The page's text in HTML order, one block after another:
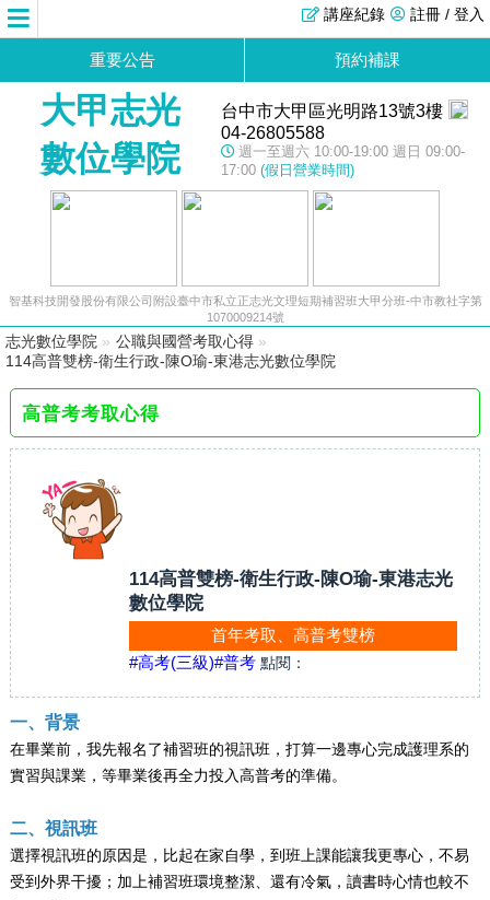
註冊 / 登入
講座紀錄
重要公告 預約補課
大甲志光
數位學院
台中市大甲區光明路13號3樓
04-26805588
週一至週六 10:00-19:00 週日 09:00-
17:00 (假日營業時間)
智基科技開發股份有限公司附設臺中市私立正志光文理短期補習班大甲分班-中市教社字第
1070009214號
志光數位學院 » 公職與國營考取心得 »
114高普雙榜-衛生行政-陳O瑜-東港志光數位學院
高普考考取心得
114高普雙榜-衛生行政-陳O瑜-東港志光
數位學院
首年考取、高普考雙榜
#高考(三級)#普考 點閱：
一、背景
在畢業前，我先報名了補習班的視訊班，打算一邊專心完成護理系的
實習與課業，等畢業後再全力投入高普考的準備。
二、視訊班
選擇視訊班的原因是，比起在家自學，到班上課能讓我更專心，不易
受到外界干擾；加上補習班環境整潔、還有冷氣，讀書時心情也較不